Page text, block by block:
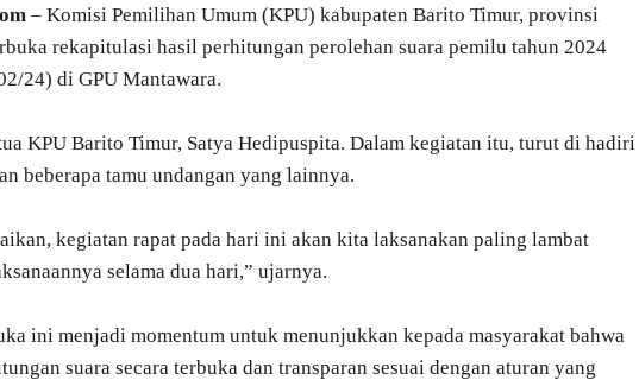
– Komisi Pemilihan Umum (KPU) kabupaten Barito Timur, provinsi
rekapitulasi hasil perhitungan perolehan suara pemilu tahun 2024
24) di GPU Mantawara.
KPU Barito Timur, Satya Hedipuspita. Dalam kegiatan itu, turut di hadiri
beberapa tamu undangan yang lainnya.
kegiatan rapat pada hari ini akan kita laksanakan paling lambat
selama dua hari,” ujarnya.
ini menjadi momentum untuk menunjukkan kepada masyarakat bahwa
suara secara terbuka dan transparan sesuai dengan aturan yang